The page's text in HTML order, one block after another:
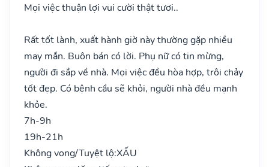
Mọi việc thuận lợi vui cười thật tươi..
Rất tốt lành, xuất hành giờ này thường gặp nhiều
may mắn. Buôn bán có lời. Phụ nữ có tin mừng,
người đi sắp về nhà. Mọi việc đều hòa hợp, trôi chảy
tốt đẹp. Có bệnh cầu sẽ khỏi, người nhà đều mạnh
khỏe.
7h-9h
19h-21h
Không vong/Tuyệt lộ:XẤU